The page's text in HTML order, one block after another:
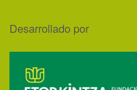
Desarrollado por